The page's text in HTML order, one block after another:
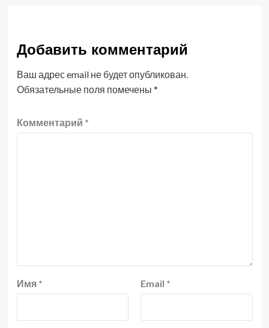
Добавить комментарий
Ваш адрес email не будет опубликован.
Обязательные поля помечены *
Комментарий *
Имя * Email *